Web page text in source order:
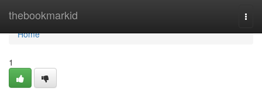
thebookmarkid
Home
Home
1